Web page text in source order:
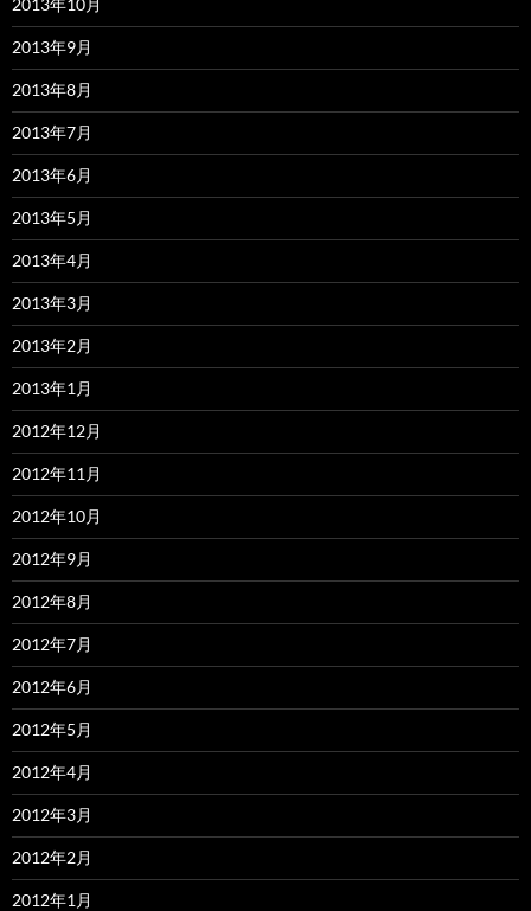
2013年9月
2013年8月
2013年7月
2013年6月
2013年5月
2013年4月
2013年3月
2013年2月
2013年1月
2012年12月
2012年11月
2012年10月
2012年9月
2012年8月
2012年7月
2012年6月
2012年5月
2012年4月
2012年3月
2012年2月
2012年1月